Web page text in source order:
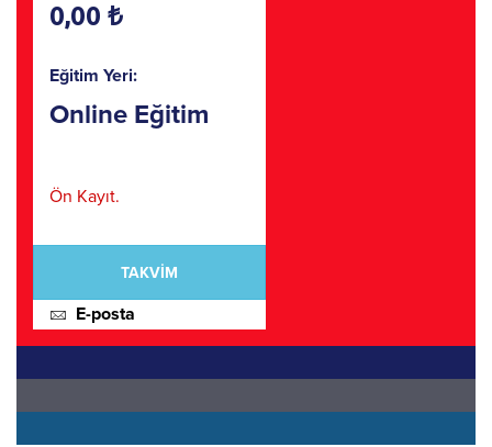
0,00 ₺
Eğitim Yeri:
Online Eğitim
Ön Kayıt.
TAKVİM
E-posta